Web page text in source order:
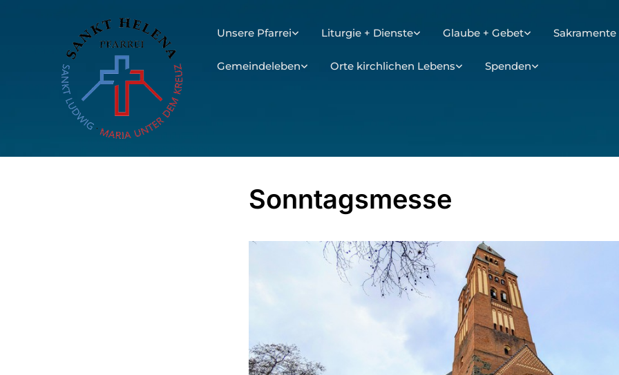
Unsere Pfarrei Liturgie + Dienste Glaube + Gebet
Gemeindeleben Orte kirchlichen Lebens Spenden
Sonntagsmesse